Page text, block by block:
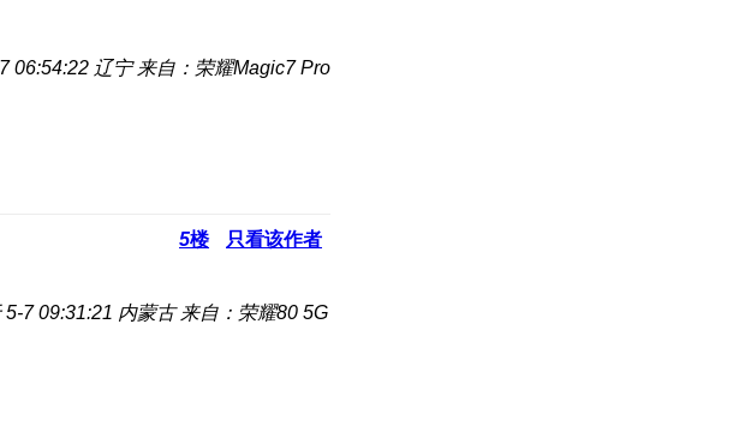
06:54:22 辽宁 来自：荣耀Magic7 Pro
5楼 只看该作者
5-7 09:31:21 内蒙古 来自：荣耀80 5G